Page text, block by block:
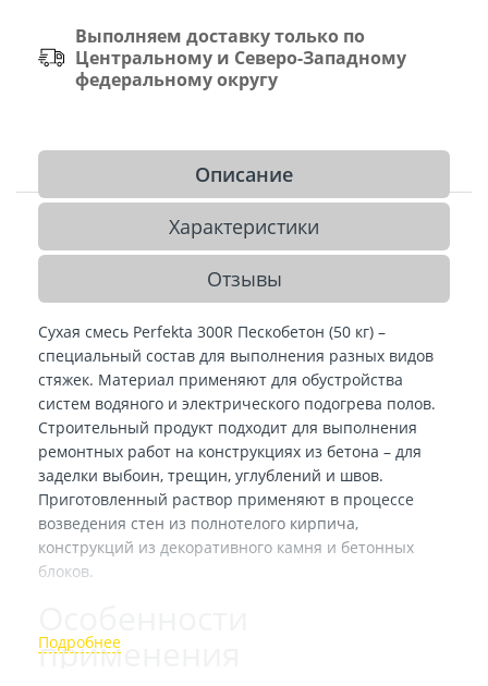
Выполняем доставку только по
Центральному и Северо-Западному
федеральному округу
Описание
Характеристики
Отзывы
Сухая смесь Perfekta 300R Пескобетон (50 кг) –
специальный состав для выполнения разных видов
стяжек. Материал применяют для обустройства
систем водяного и электрического подогрева полов.
Строительный продукт подходит для выполнения
ремонтных работ на конструкциях из бетона – для
заделки выбоин, трещин, углублений и швов.
Приготовленный раствор применяют в процессе
возведения стен из полнотелого кирпича,
конструкций из декоративного камня и бетонных
блоков.
применения